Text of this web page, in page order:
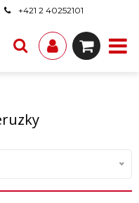
+421 2 40252101